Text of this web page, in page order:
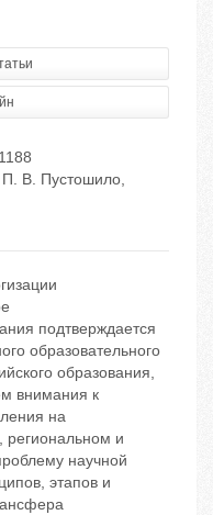
П. В. Пустошило,
подтверждается
образовательного
образования,
внимания к
на
и
научной
этапов и